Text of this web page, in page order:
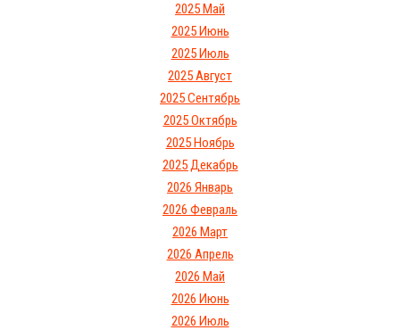
2025 Май
2025 Июнь
2025 Июль
2025 Август
2025 Сентябрь
2025 Октябрь
2025 Ноябрь
2025 Декабрь
2026 Январь
2026 Февраль
2026 Март
2026 Апрель
2026 Май
2026 Июнь
2026 Июль